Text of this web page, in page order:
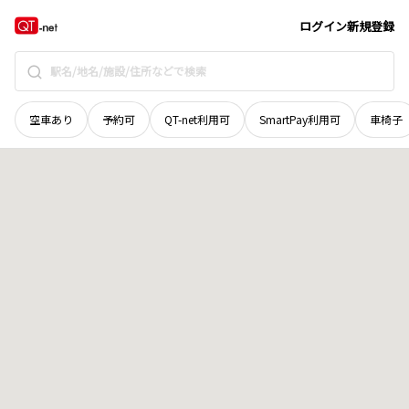
ログイン新規登録
空車あり 予約可 QT-net利用可 SmartPay利用可 車椅子
青森県